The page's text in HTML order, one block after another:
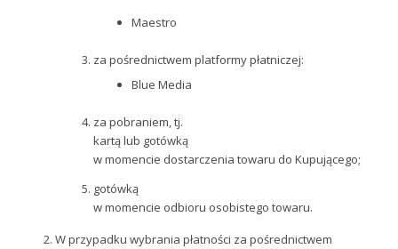
Maestro
za pośrednictwem platformy płatniczej:
Blue Media
za pobraniem, tj.
kartą lub gotówką
w momencie dostarczenia towaru do Kupującego;
gotówką
w momencie odbioru osobistego towaru.
W przypadku wybrania płatności za pośrednictwem